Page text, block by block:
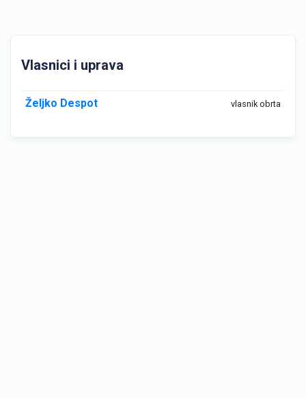
Vlasnici i uprava
Željko Despot vlasnik obrta